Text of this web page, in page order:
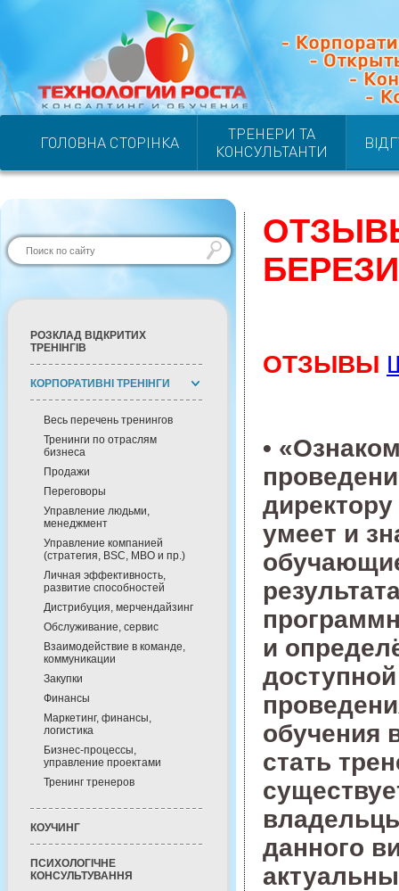
ГОЛОВНА СТОРІНКА
ТРЕНЕРИ ТА
КОНСУЛЬТАНТИ
РОЗКЛАД ВІДКРИТИХ
ТРЕНІНГІВ
КОРПОРАТИВНІ ТРЕНІНГИ
Весь перечень тренингов
Тренинги по отраслям
бизнеса
Продажи
Переговоры
Управление людьми,
менеджмент
Управление компанией
(стратегия, BSC, MBO и пр.)
Личная эффективность,
развитие способностей
Дистрибуция, мерчендайзинг
Обслуживание, сервис
Взаимодействие в команде,
коммуникации
Закупки
Финансы
Маркетинг, финансы,
логистика
Бизнес-процессы,
управление проектами
Тренинг тренеров
КОУЧИНГ
ПСИХОЛОГІЧНЕ
КОНСУЛЬТУВАННЯ
ОТЗЫВЫ
•
умеет и
и
обучения
стать
данного